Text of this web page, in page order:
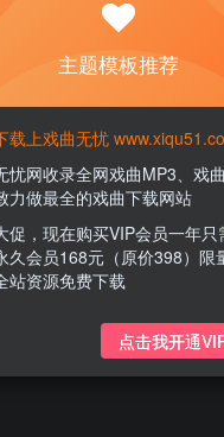
主题模板推荐
载上戏曲无忧
忧网收录全网戏曲MP3、戏
力做最全的戏曲下载网站
促，现在购买VIP会员一年只
久会员168元（原价398）限
站资源免费下载
点击我开通